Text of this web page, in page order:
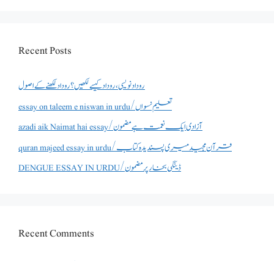
Recent Posts
روداد نویسی ،روداد کیسے لکھیں؟ روداد لکھنے کے اصول
essay on taleem e niswan in urdu/تعلیم نسواں
azadi aik Naimat hai essay/آزادی ایک نعمت ہے مضمون
quran majeed essay in urdu/قرآن مجید میری پسندیدہ کتاب
DENGUE ESSAY IN URDU/ڈینگی بخار پر مضمون
Recent Comments